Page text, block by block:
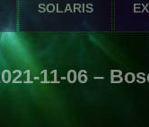
SOLARIS
11-06 –